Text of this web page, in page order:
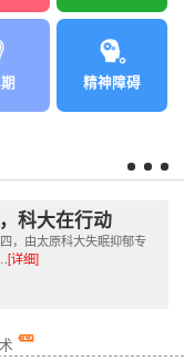
精神障碍
科大在行动
，由太原科大失眠抑郁专
[详细]